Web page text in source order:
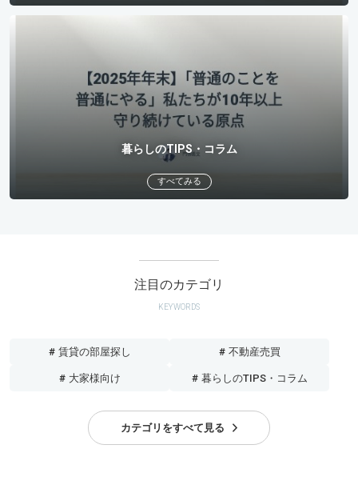
暮らしのTIPS・コラム
すべてみる
注目のカテゴリ
KEYWORDS
# 賃貸の部屋探し # 不動産売買
# 大家様向け # 暮らしのTIPS・コラム
カテゴリをすべて見る